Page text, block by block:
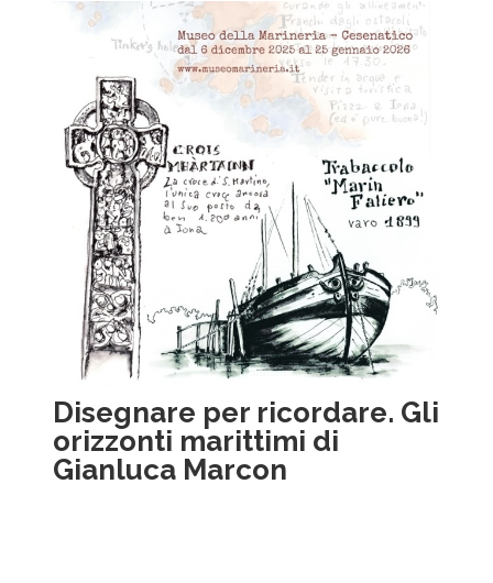
Disegnare per ricordare. Gli
orizzonti marittimi di
Gianluca Marcon